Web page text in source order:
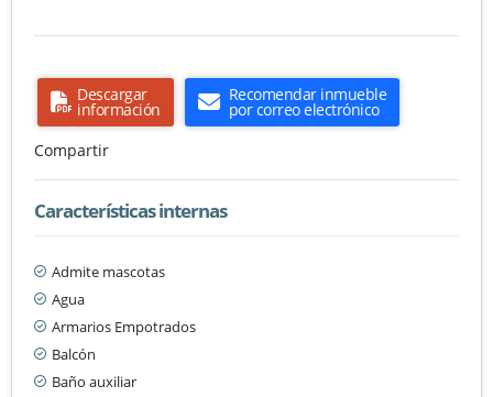
Descargar
información
Recomendar inmueble
por correo electrónico
Compartir
Características internas
Admite mascotas
Agua
Armarios Empotrados
Balcón
Baño auxiliar